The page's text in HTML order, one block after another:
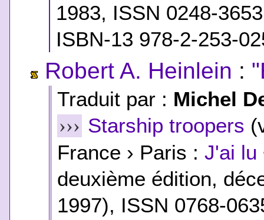
1983, ISSN 0248-
ISBN-13 978-2-253-
Robert A. Heinlein :
Traduit par : Michel
››› Starship troopers
France › Paris :J'ai lu
deuxième édition,
1997), ISSN 0768-